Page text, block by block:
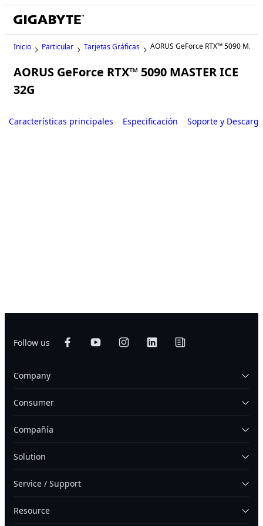
Inicio Particular Tarjetas Gráficas AORUS GeForce RTX™ 5090
AORUS GeForce RTX™ 5090 MASTER ICE
32G
Características principales Especificación Soporte y
Follow us
Company
Consumer
Compañía
Solution
Service / Support
Resource